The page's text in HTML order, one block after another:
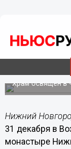
Освящен
церкви
монастыря
Храм освящен в
Нижний
31 декабря в
монастыре